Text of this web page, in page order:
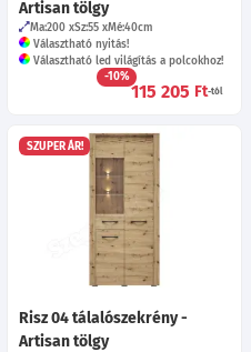
Artisan tölgy
Ma:200 Sz:55 Mé:40cm
Választható nyitás!
Választható led világítás a polcokhoz!
-10%
115 205 Ft-tól
SZUPER ÁR!
Risz 04 tálalószekrény -
Artisan tölgy